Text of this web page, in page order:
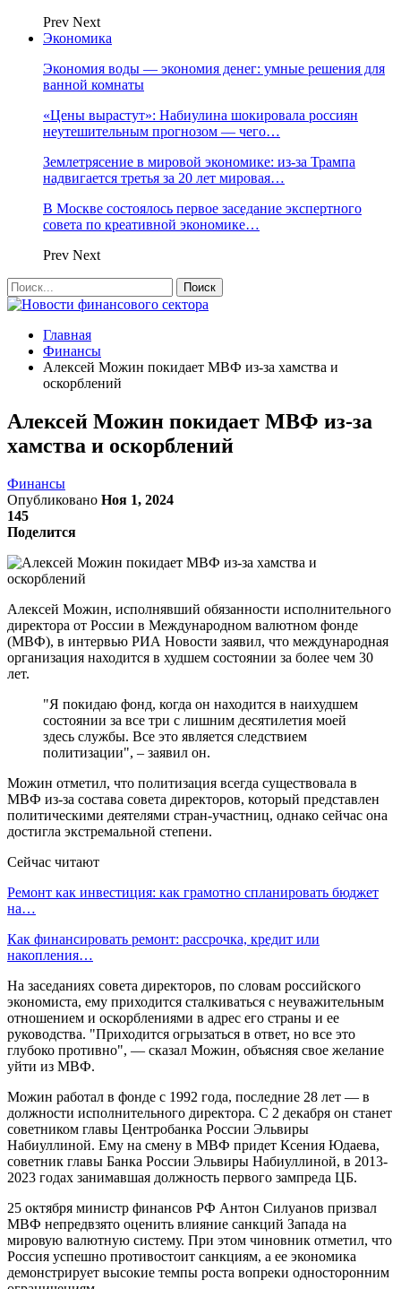
Prev Next
Экономика
Экономия воды — экономия денег: умные решения для
ванной комнаты
«Цены вырастут»: Набиулина шокировала россиян
неутешительным прогнозом — чего…
Землетрясение в мировой экономике: из-за Трампа
надвигается третья за 20 лет мировая…
В Москве состоялось первое заседание экспертного
совета по креативной экономике…
Prev Next
Главная
Финансы
Алексей Можин покидает МВФ из-за хамства и
оскорблений
Алексей Можин покидает МВФ из-за
хамства и оскорблений
Финансы
Опубликовано Ноя 1, 2024
145
Поделится
Алексей Можин, исполнявший обязанности исполнительного
директора от России в Международном валютном фонде
(МВФ), в интервью РИА Новости заявил, что международная
организация находится в худшем состоянии за более чем 30
лет.
"Я покидаю фонд, когда он находится в наихудшем
состоянии за все три с лишним десятилетия моей
здесь службы. Все это является следствием
политизации", – заявил он.
Можин отметил, что политизация всегда существовала в
МВФ из-за состава совета директоров, который представлен
политическими деятелями стран-участниц, однако сейчас она
достигла экстремальной степени.
Сейчас читают
Ремонт как инвестиция: как грамотно спланировать бюджет
на…
Как финансировать ремонт: рассрочка, кредит или
накопления…
На заседаниях совета директоров, по словам российского
экономиста, ему приходится сталкиваться с неуважительным
отношением и оскорблениями в адрес его страны и ее
руководства. "Приходится огрызаться в ответ, но все это
глубоко противно", — сказал Можин, объясняя свое желание
уйти из МВФ.
Можин работал в фонде с 1992 года, последние 28 лет — в
должности исполнительного директора. С 2 декабря он станет
советником главы Центробанка России Эльвиры
Набиуллиной. Ему на смену в МВФ придет Ксения Юдаева,
советник главы Банка России Эльвиры Набиуллиной, в 2013-
2023 годах занимавшая должность первого зампреда ЦБ.
25 октября министр финансов РФ Антон Силуанов призвал
МВФ непредвзято оценить влияние санкций Запада на
мировую валютную систему. При этом чиновник отметил, что
Россия успешно противостоит санкциям, а ее экономика
демонстрирует высокие темпы роста вопреки односторонним